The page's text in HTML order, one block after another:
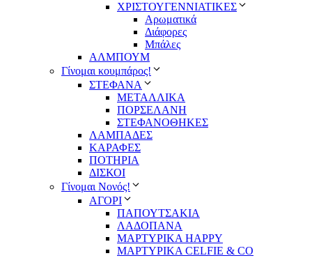
ΧΡΙΣΤΟΥΓΕΝΝΙΑΤΙΚΕΣ
Αρωματικά
Διάφορες
Μπάλες
ΑΛΜΠΟΥΜ
Γίνομαι κουμπάρος!
ΣΤΕΦΑΝΑ
ΜΕΤΑΛΛΙΚΑ
ΠΟΡΣΕΛΑΝΗ
ΣΤΕΦΑΝΟΘΗΚΕΣ
ΛΑΜΠΑΔΕΣ
ΚΑΡΑΦΕΣ
ΠΟΤΗΡΙΑ
ΔΙΣΚΟΙ
Γίνομαι Νονός!
ΑΓΟΡΙ
ΠΑΠΟΥΤΣΑΚΙΑ
ΛΑΔΟΠΑΝΑ
ΜΑΡΤΥΡΙΚΑ HAPPY
ΜΑΡΤΥΡΙΚΑ CELFIE & CO